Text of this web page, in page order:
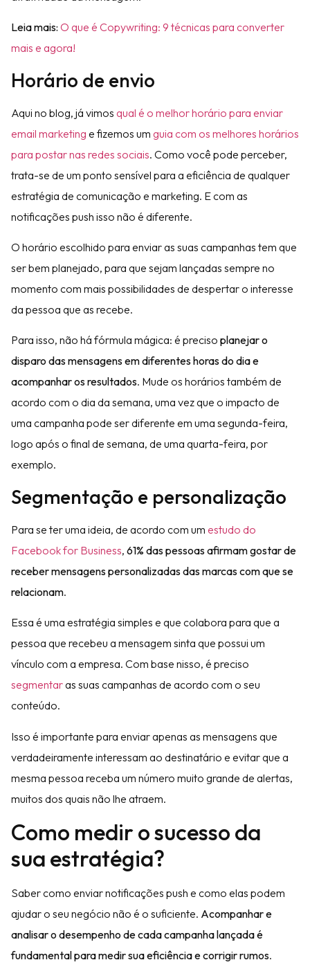
Leia mais: O que é Copywriting: 9 técnicas para converter
mais e agora!
Horário de envio
Aqui no blog, já vimos qual é o melhor horário para enviar
email marketing e fizemos um guia com os melhores horários
para postar nas redes sociais. Como você pode perceber,
trata-se de um ponto sensível para a eficiência de qualquer
estratégia de comunicação e marketing. E com as
notificações push isso não é diferente.
O horário escolhido para enviar as suas campanhas tem que
ser bem planejado, para que sejam lançadas sempre no
momento com mais possibilidades de despertar o interesse
da pessoa que as recebe.
Para isso, não há fórmula mágica: é preciso planejar o
disparo das mensagens em diferentes horas do dia e
acompanhar os resultados. Mude os horários também de
acordo com o dia da semana, uma vez que o impacto de
uma campanha pode ser diferente em uma segunda-feira,
logo após o final de semana, de uma quarta-feira, por
exemplo.
Segmentação e personalização
Para se ter uma ideia, de acordo com um estudo do
Facebook for Business, 61% das pessoas afirmam gostar de
receber mensagens personalizadas das marcas com que se
relacionam.
Essa é uma estratégia simples e que colabora para que a
pessoa que recebeu a mensagem sinta que possui um
vínculo com a empresa. Com base nisso, é preciso
segmentaras suas campanhas de acordo com o seu
conteúdo.
Isso é importante para enviar apenas as mensagens que
verdadeiramente interessam ao destinatário e evitar que a
mesma pessoa receba um número muito grande de alertas,
muitos dos quais não lhe atraem.
Como medir o sucesso da
sua estratégia?
Saber como enviar notificações push e como elas podem
ajudar o seu negócio não é o suficiente. Acompanhar e
analisar o desempenho de cada campanha lançada é
fundamental para medir sua eficiência e corrigir rumos.